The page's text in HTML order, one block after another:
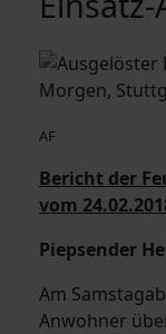
AF
Bericht der
vom
Piepsender
Am
Anwohner